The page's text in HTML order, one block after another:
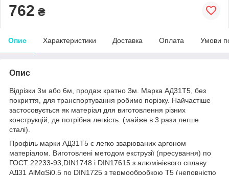
762 ₴
Опис Характеристики Доставка Оплата Умови
Опис
Відрізки 3м або 6м, продаж кратно 3м. Марка АД31Т5, без
покриття, для транспортування робимо порізку. Найчастіше
застосовується як матеріал для виготовлення різних
конструкцій, де потрібна легкість. (майже в 3 рази легше
сталі).
Профіль марки АД31Т5 є легко зварюваних аргоном
матеріалом. Виготовлені методом екструзії (пресування) по
ГОСТ 22233-93,DIN1748 і DIN17615 з алюмінієвого сплаву
АД31 AlMgSi0,5 по DIN1725 з термообробкою Т5 (неповністю